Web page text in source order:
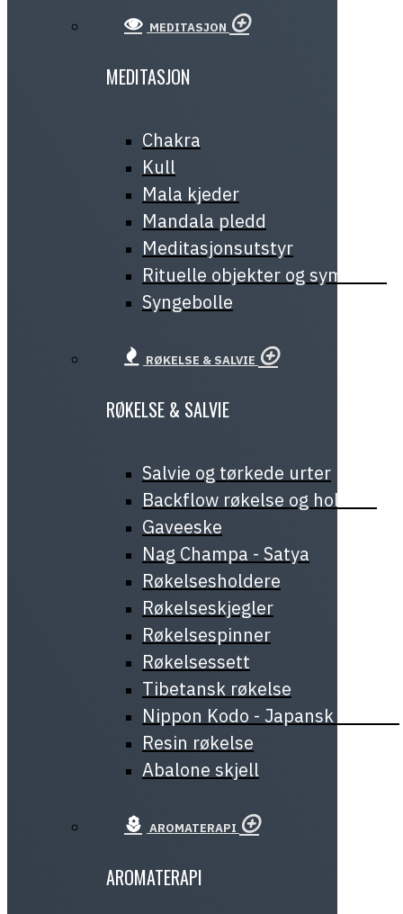
MEDITASJON
MEDITASJON
Chakra
Kull
Mala kjeder
Mandala pledd
Meditasjonsutstyr
Rituelle objekter og symboler
Syngebolle
RØKELSE & SALVIE
RØKELSE & SALVIE
Salvie og tørkede urter
Backflow røkelse og holdere
Gaveeske
Nag Champa - Satya
Røkelsesholdere
Røkelseskjegler
Røkelsespinner
Røkelsessett
Tibetansk røkelse
Nippon Kodo - Japansk røkelse
Resin røkelse
Abalone skjell
AROMATERAPI
AROMATERAPI